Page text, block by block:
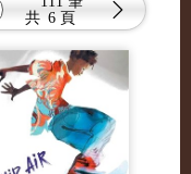
共 6 頁